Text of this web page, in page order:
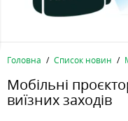
Головна Список новин
Мобільні
виїзних заходів